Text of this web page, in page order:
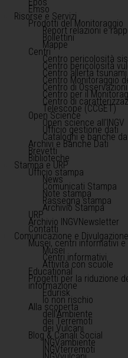
Emso
Risorse e Servizi
Prodotti del Monitoraggio
Report relazioni e
Bollettini
Mappe
Centri
Centro pericolosità
Centro pericolosità
Centro allerta tsunami
Centro Monitoraggio
Centro di
Centro per il
Centro di
Telescope (CCGET)
Open Science
Open science all'INGV
Ufficio gestione dati
Cataloghi e banche
Archivi e Banche Dati
Brevetti
Biblioteche
Stampa e URP
Ufficio stampa
News
Comunicati Stampa
Note stampa
Rassegna stampa
Archivio Stampa
URP
Archivio INGVNewsletter
Contatti
Comunicazione e Divulgazione
Musei, centri informativi
Musei
Centri informativi
Attività con scuole
Educational
Progetti per la riduzione
informazione
Edurisk
Io non rischio
Alla scoperta
dell'Ambiente
dei Terremoti
dei Vulcani
Blog & Canali Social
INGVambiente
INGVterremoti